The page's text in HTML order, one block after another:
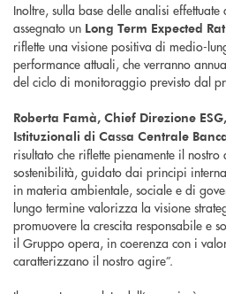
Inoltre, sulla base delle analisi effettuate
assegnato un Long Term Expected
riflette una visione positiva di medio-
performance attuali, che verranno
del ciclo di monitoraggio previsto dal
Roberta Famà, Chief Direzione
Istituzionali di Cassa Centrale
risultato che riflette pienamente il
sostenibilità, guidato dai principi
in materia ambientale, sociale e di
lungo termine valorizza la visione
promuovere la crescita responsabile e
il Gruppo opera, in coerenza con i
caratterizzano il nostro agire”.